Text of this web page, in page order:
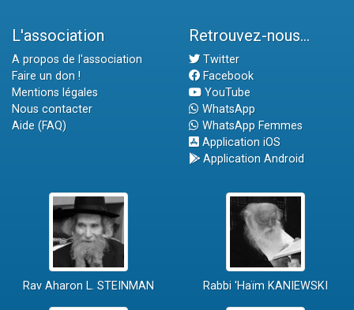
L'association
A propos de l'association
Faire un don !
Mentions légales
Nous contacter
Aide (FAQ)
Retrouvez-nous...
Twitter
Facebook
YouTube
WhatsApp
WhatsApp Femmes
Application iOS
Application Android
Rav Aharon L. STEINMAN Rabbi 'Haïm KANIEWSKI